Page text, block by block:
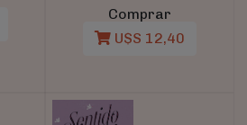
Comprar
U$S 12,40